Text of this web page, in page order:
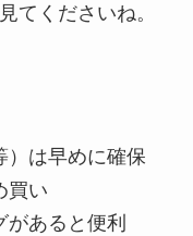
てくださいね。
）は早めに確保
買い
あると便利